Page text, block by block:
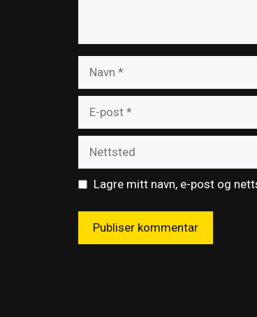
post
Lagre mitt navn, e-post og